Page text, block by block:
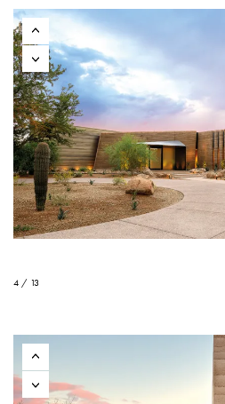
4 / 13